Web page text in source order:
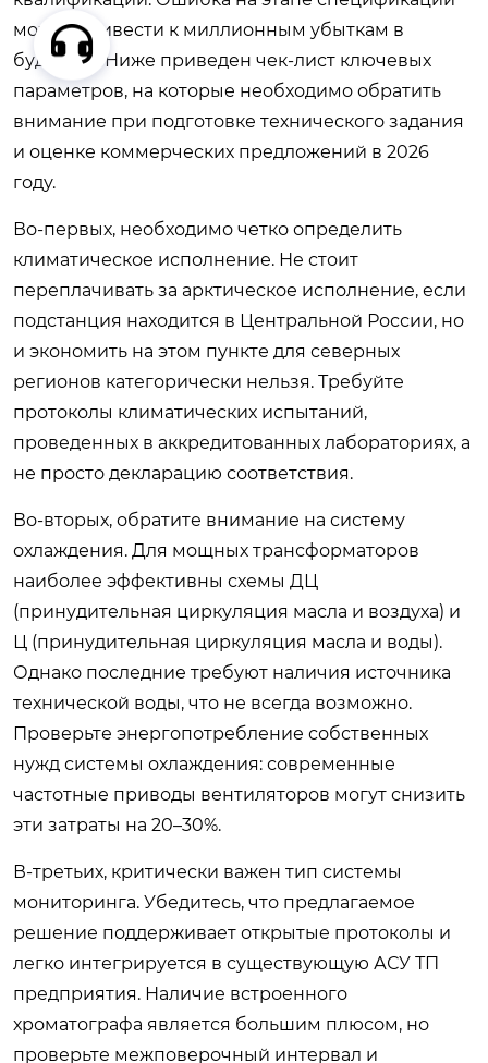
может привести к миллионным убыткам в
будущем. Ниже приведен чек-лист ключевых
параметров, на которые необходимо обратить
внимание при подготовке технического задания
и оценке коммерческих предложений в 2026
году.
Во-первых, необходимо четко определить
климатическое исполнение. Не стоит
переплачивать за арктическое исполнение, если
подстанция находится в Центральной России, но
и экономить на этом пункте для северных
регионов категорически нельзя. Требуйте
протоколы климатических испытаний,
проведенных в аккредитованных лабораториях, а
не просто декларацию соответствия.
Во-вторых, обратите внимание на систему
охлаждения. Для мощных трансформаторов
наиболее эффективны схемы ДЦ
(принудительная циркуляция масла и воздуха) и
Ц (принудительная циркуляция масла и воды).
Однако последние требуют наличия источника
технической воды, что не всегда возможно.
Проверьте энергопотребление собственных
нужд системы охлаждения: современные
частотные приводы вентиляторов могут снизить
эти затраты на 20–30%.
В-третьих, критически важен тип системы
мониторинга. Убедитесь, что предлагаемое
решение поддерживает открытые протоколы и
легко интегрируется в существующую АСУ ТП
предприятия. Наличие встроенного
хроматографа является большим плюсом, но
проверьте межповерочный интервал и